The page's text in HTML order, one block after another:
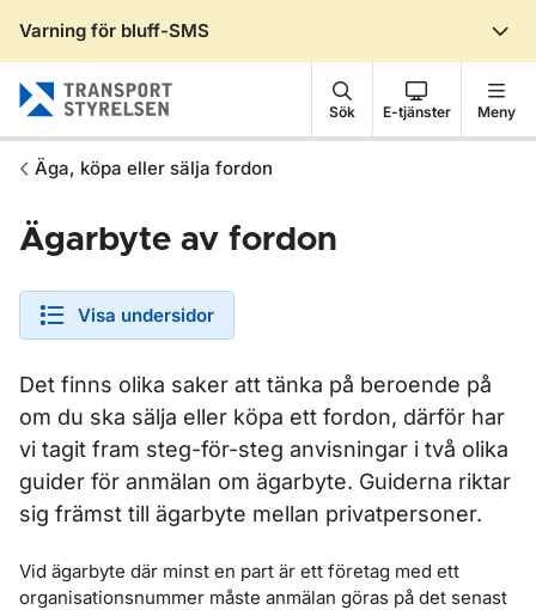
Varning för bluff-SMS
Sök E-tjänster Meny
Äga, köpa eller sälja fordon
Ägarbyte av fordon
Visa undersidor
Det finns olika saker att tänka på beroende på
om du ska sälja eller köpa ett fordon, därför har
vi tagit fram steg-för-steg anvisningar i två olika
guider för anmälan om ägarbyte. Guiderna riktar
sig främst till ägarbyte mellan privatpersoner.
Vid ägarbyte där minst en part är ett företag med ett
organisationsnummer måste anmälan göras på det senast